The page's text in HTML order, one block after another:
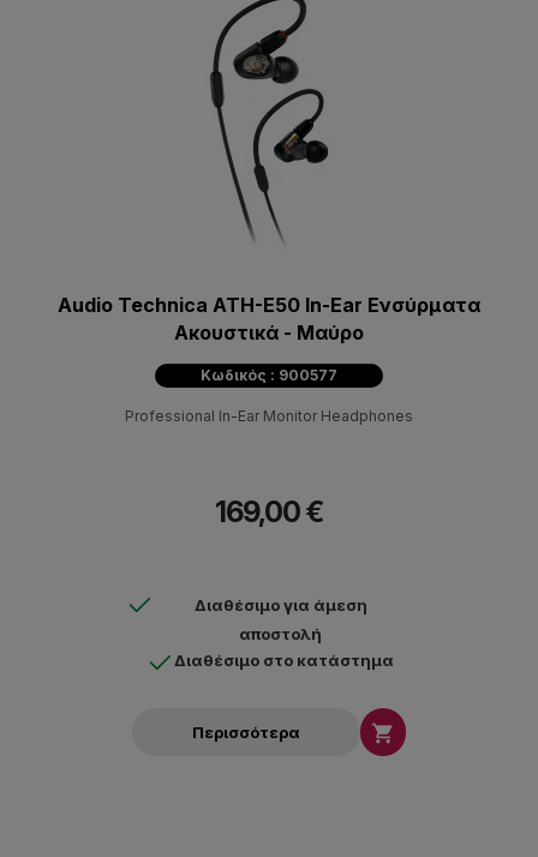
Audio Technica ATH-E50 In-Ear Ενσύρματα
Ακουστικά - Μαύρο
Κωδικός : 900577
Professional In-Ear Monitor Headphones
169,00 €
Διαθέσιμο για άμεση
αποστολή
Διαθέσιμο στο κατάστημα
Περισσότερα 